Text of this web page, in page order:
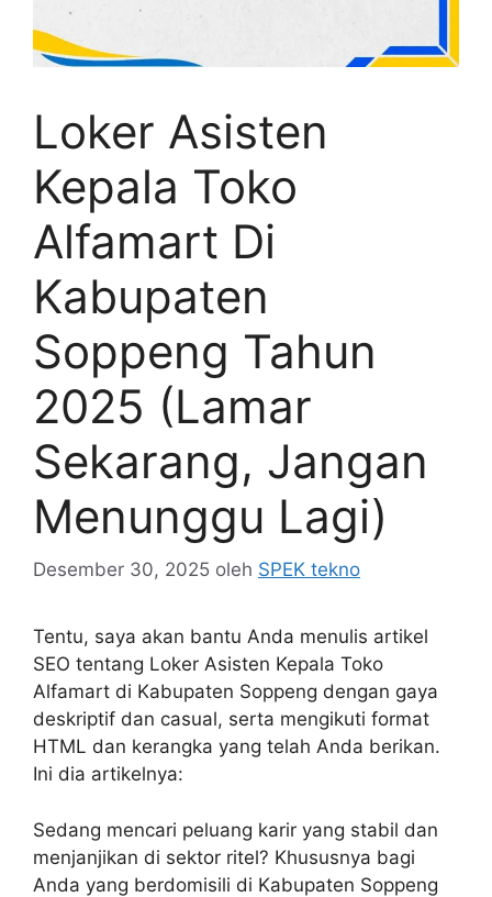
Loker Asisten
Kepala Toko
Alfamart Di
Kabupaten
Soppeng Tahun
2025 (Lamar
Sekarang, Jangan
Menunggu Lagi)
Desember 30, 2025 oleh SPEK tekno
Tentu, saya akan bantu Anda menulis artikel
SEO tentang Loker Asisten Kepala Toko
Alfamart di Kabupaten Soppeng dengan gaya
deskriptif dan casual, serta mengikuti format
HTML dan kerangka yang telah Anda berikan.
Ini dia artikelnya:
Sedang mencari peluang karir yang stabil dan
menjanjikan di sektor ritel? Khususnya bagi
Anda yang berdomisili di Kabupaten Soppeng